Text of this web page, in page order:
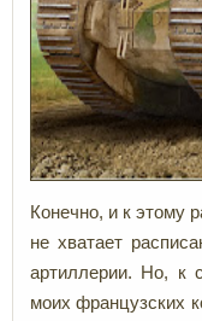
Конечно, и к этому
не хватает
артиллерии. Но, к
моих французских